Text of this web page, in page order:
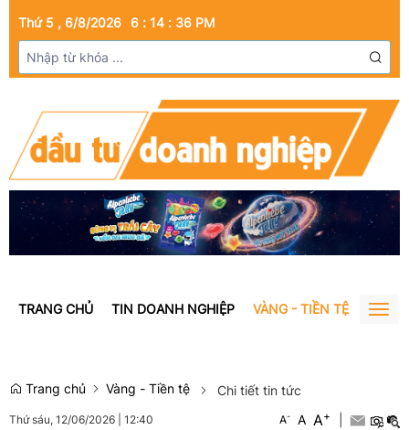
Thứ 5 , 6/8/2026 6 : 14 : 37PM
TRANG CHỦ TIN DOANH NGHIỆP VÀNG - TIỀN TỆ BẤT
Trang chủ Vàng - Tiền tệ Chi tiết tin tức
Thứ sáu, 12/06/2026 12:40 A- A A+